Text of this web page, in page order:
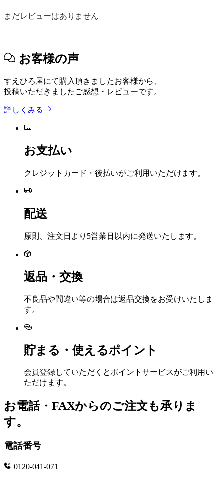
まだレビューはありません
お客様の声
すえひろ屋にて購入頂きましたお客様から、
投稿いただきましたご感想・レビューです。
詳しくみる
お支払い
クレジットカード・後払いがご利用いただけます。
配送
原則、注文日より5営業日以内に発送いたします。
返品・交換
不良品や間違い等の場合は返品交換をお受けいたしま
す。
貯まる・使えるポイント
会員登録していただくとポイントサービスがご利用い
ただけます。
お電話・FAXからのご注文も承りま
す。
電話番号
0120-041-071